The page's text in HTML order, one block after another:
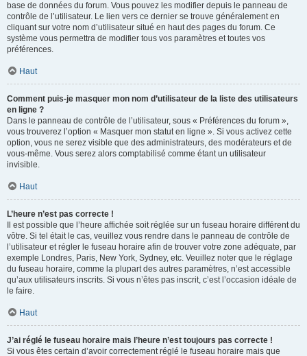
base de données du forum. Vous pouvez les modifier depuis le panneau de
contrôle de l’utilisateur. Le lien vers ce dernier se trouve généralement en
cliquant sur votre nom d’utilisateur situé en haut des pages du forum. Ce
système vous permettra de modifier tous vos paramètres et toutes vos
préférences.
Haut
Comment puis-je masquer mon nom d’utilisateur de la liste des utilisateurs
en ligne ?
Dans le panneau de contrôle de l’utilisateur, sous « Préférences du forum »,
vous trouverez l’option « Masquer mon statut en ligne ». Si vous activez cette
option, vous ne serez visible que des administrateurs, des modérateurs et de
vous-même. Vous serez alors comptabilisé comme étant un utilisateur
invisible.
Haut
L’heure n’est pas correcte !
Il est possible que l’heure affichée soit réglée sur un fuseau horaire différent du
vôtre. Si tel était le cas, veuillez vous rendre dans le panneau de contrôle de
l’utilisateur et régler le fuseau horaire afin de trouver votre zone adéquate, par
exemple Londres, Paris, New York, Sydney, etc. Veuillez noter que le réglage
du fuseau horaire, comme la plupart des autres paramètres, n’est accessible
qu’aux utilisateurs inscrits. Si vous n’êtes pas inscrit, c’est l’occasion idéale de
le faire.
Haut
J’ai réglé le fuseau horaire mais l’heure n’est toujours pas correcte !
Si vous êtes certain d’avoir correctement réglé le fuseau horaire mais que